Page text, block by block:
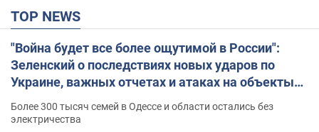
TOP NEWS
"Война будет все более ощутимой в России":
Зеленский о последствиях новых ударов по
Украине, важных отчетах и атаках на объекты
противника. Видео
Более 300 тысяч семей в Одессе и области остались без
электричества